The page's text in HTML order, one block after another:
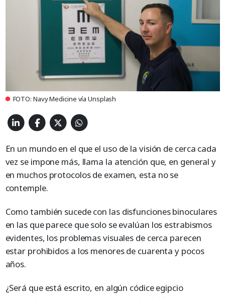
FOTO: Navy Medicine vía Unsplash
En un mundo en el que el uso de la visión de cerca cada
vez se impone más, llama la atención que, en general y
en muchos protocolos de examen, esta no se
contemple.
Como también sucede con las disfunciones binoculares
en las que parece que solo se evalúan los estrabismos
evidentes, los problemas visuales de cerca parecen
estar prohibidos a los menores de cuarenta y pocos
años.
¿Será que está escrito, en algún códice egipcio